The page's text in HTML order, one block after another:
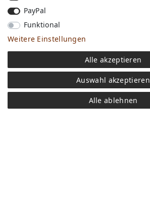
Versandkosten
Bezahlen
Widerrufs­recht
Impressum
Store
FAQ
Jobs
PayPal
Funktional
Weitere Einstellungen
Alle akzeptieren
Auswahl akzeptieren
Alle ablehnen